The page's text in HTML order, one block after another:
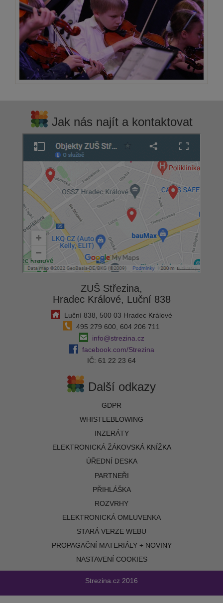
Jak nás najít a kontaktovat
ZUŠ Střezina,
Hradec Králové, Luční 838
Luční 838, 500 03 Hradec Králové
495 279 600, 604 206 711
info@strezina.cz
facebook.com/Strezina
IČ: 61 22 23 64
Další odkazy
GDPR
WHISTLEBLOWING
INZERÁTY
ELEKTRONICKÁ ŽÁKOVSKÁ KNÍŽKA
ÚŘEDNÍ DESKA
PARTNEŘI
PŘIHLÁŠKA
ROZVRHY
ELEKTRONICKÁ OMLUVENKA
STARÁ VERZE WEBU
PROPAGAČNÍ MATERIÁLY + NOVINY
NASTAVENÍ COOKIES
Strezina.cz 2016